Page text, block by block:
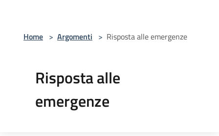
Home > Argomenti > Risposta alle emergenze
Risposta alle
emergenze